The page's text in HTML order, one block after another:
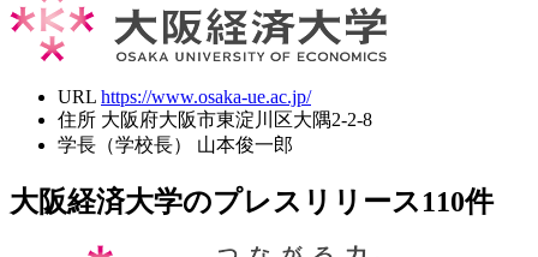
URL https://www.osaka-ue.ac.jp/
住所 大阪府大阪市東淀川区大隅2-2-8
学長（学校長）
山本俊一郎
大阪経済大学のプレスリリース110件